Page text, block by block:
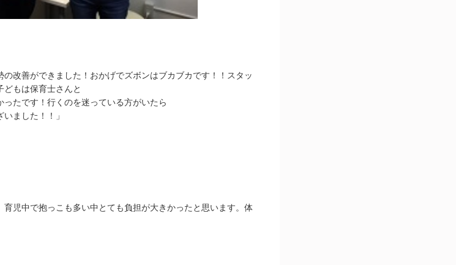
の改善ができました！おかげでズボンはブカブカです！！スタッ
もは保育士さんと
たです！行くのを迷っている方がいたら
ました！！」
児中で抱っこも多い中とても負担が大きかったと思います。体